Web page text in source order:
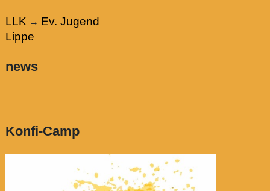
LLK → Ev. Jugend
Lippe
news
Konfi-Camp